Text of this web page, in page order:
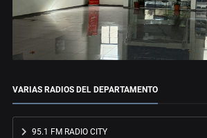
VARIAS RADIOS DEL DEPARTAMENTO
95.1 FM RADIO CITY